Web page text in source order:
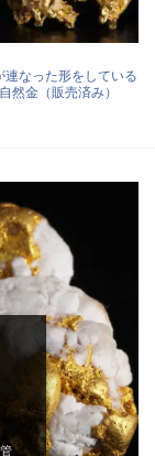
連なった形をしている
然金（販売済み）